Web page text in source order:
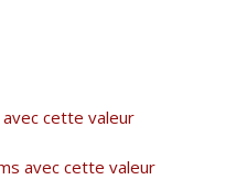
cette valeur
avec cette valeur